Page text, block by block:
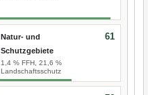
Natur- und
Schutzgebiete
1,4 % FFH, 21,6 %
Landschaftsschutz
61